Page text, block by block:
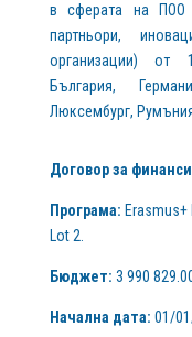
в сферата на ПОО
партньори,
организации) от
България,
Люксембург,
Договор за
Програма:
Lot 2.
Бюджет: 3 990
Начална дата: 01/